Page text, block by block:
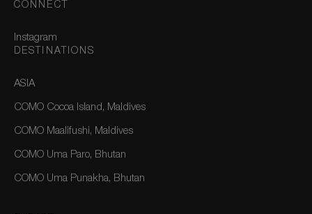
CONNECT
Instagram
DESTINATIONS
ASIA
COMO Cocoa Island, Maldives
COMO Maalifushi, Maldives
COMO Uma Paro, Bhutan
COMO Uma Punakha, Bhutan